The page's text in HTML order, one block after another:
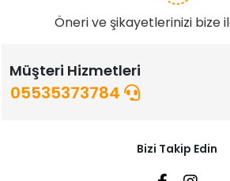
Öneri ve şikayetlerinizi bize
Müşteri Hizmetleri
05535373784
Bizi Takip Edin